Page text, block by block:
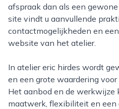
afspraak dan als een
site vindt u aanvullende
contactmogelijkheden en
website van het atelier.
In atelier eric hirdes wordt gewerkt met oog voor detail
en een grote waardering
Het aanbod en de werkwijze
maatwerk, flexibiliteit en een